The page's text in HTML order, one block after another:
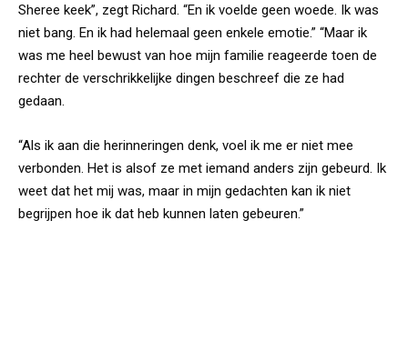
Sheree keek”, zegt Richard. “En ik voelde geen woede. Ik was
niet bang. En ik had helemaal geen enkele emotie.” “Maar ik
was me heel bewust van hoe mijn familie reageerde toen de
rechter de verschrikkelijke dingen beschreef die ze had
gedaan.
“Als ik aan die herinneringen denk, voel ik me er niet mee
verbonden. Het is alsof ze met iemand anders zijn gebeurd. Ik
weet dat het mij was, maar in mijn gedachten kan ik niet
begrijpen hoe ik dat heb kunnen laten gebeuren.”